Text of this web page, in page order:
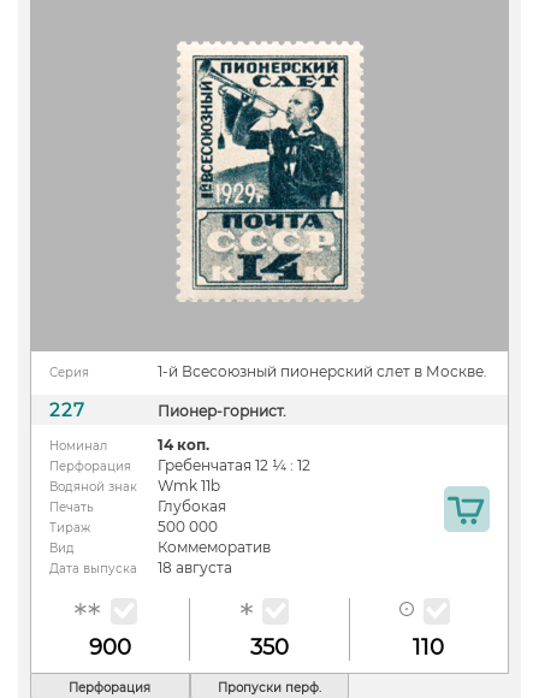
Серия 1-й Всесоюзный пионерский слет в Москве.
227 Пионер-горнист.
Номинал 14 коп.
Перфорация Гребенчатая 12 ¼ : 12
Водяной знак Wmk 11b
Печать Глубокая
Тираж 500 000
Вид Коммеморатив
Дата выпуска 18 августа
900 350 110
Перфорация Пропуски перф.